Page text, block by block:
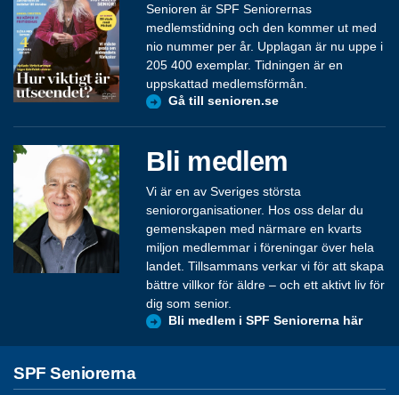
Senioren är SPF Seniorernas
medlemstidning och den kommer ut med
nio nummer per år. Upplagan är nu uppe i
205 400 exemplar. Tidningen är en
uppskattad medlemsförmån.
Gå till senioren.se
Bli medlem
Vi är en av Sveriges största
seniororganisationer. Hos oss delar du
gemenskapen med närmare en kvarts
miljon medlemmar i föreningar över hela
landet. Tillsammans verkar vi för att skapa
bättre villkor för äldre – och ett aktivt liv för
dig som senior.
Bli medlem i SPF Seniorerna här
SPF Seniorerna